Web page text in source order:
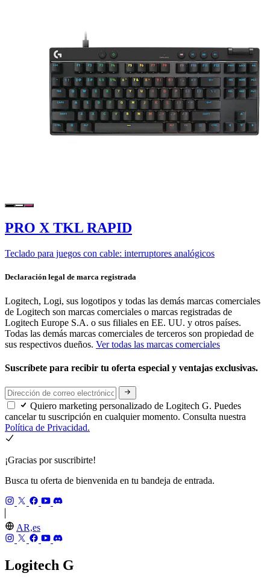
PRO X TKL RAPID
Teclado para juegos con cable: interruptores analógicos
Declaración legal de marca registrada
Logitech, Logi, sus logotipos y todas las demás marcas comerciales
de Logitech son marcas comerciales o marcas registradas de
Logitech Europe S.A. o sus filiales en EE. UU. y otros países.
Todas las demás marcas comerciales de terceros son propiedad de
sus respectivos dueños. Ver todas las marcas comerciales
Suscríbete para recibir tu oferta especial y ventajas exclusivas.
Quiero marketing personalizado de Logitech G. Puedes
cancelar tu suscripción en cualquier momento. Consulta nuestra
Política de Privacidad.
¡Gracias por suscribirte!
Busca tu oferta de bienvenida en tu bandeja de entrada.
AR,es
Logitech G